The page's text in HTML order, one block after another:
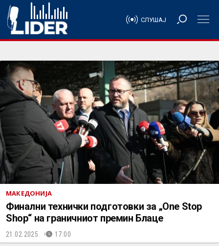
СЛУШАЈ
МАКЕДОНИЈА
Финални технички подготовки за „One Stop
Shop“ на граничниот премин Блаце
21.02.2025. 17:00